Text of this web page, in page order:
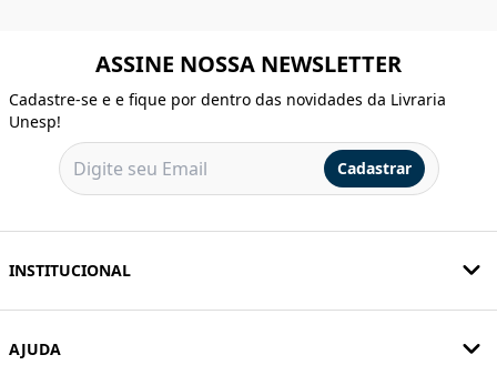
ASSINE NOSSA NEWSLETTER
Cadastre-se e e fique por dentro das novidades da Livraria
Unesp!
Cadastrar
INSTITUCIONAL
AJUDA